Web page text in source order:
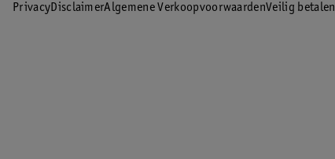
PrivacyDisclaimerAlgemene VerkoopvoorwaardenVeilig betalen